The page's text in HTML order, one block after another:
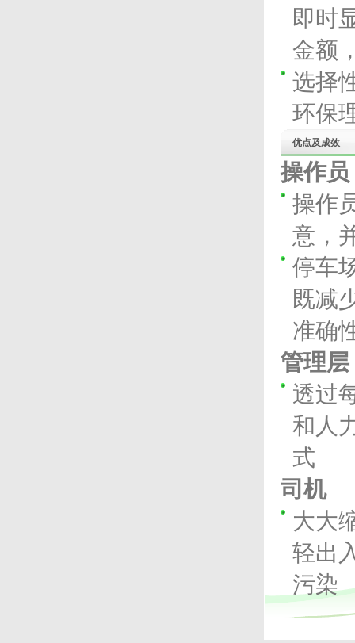
即时
金额
选择
环保
优点及成效
操作员
操作
意，
停车
既减
准确
管理层
透过
和人
式
司机
大大
轻出
污染